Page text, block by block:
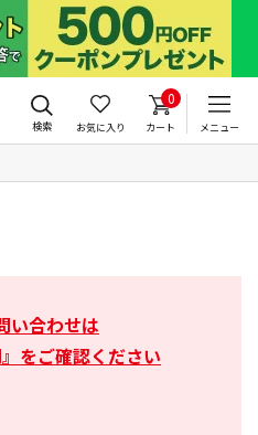
検索 お気に入り
0
カート メニュー
い合わせは
をご確認ください